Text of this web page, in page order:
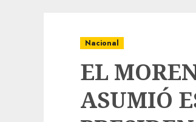
Nacional
EL
ASUMIÓ